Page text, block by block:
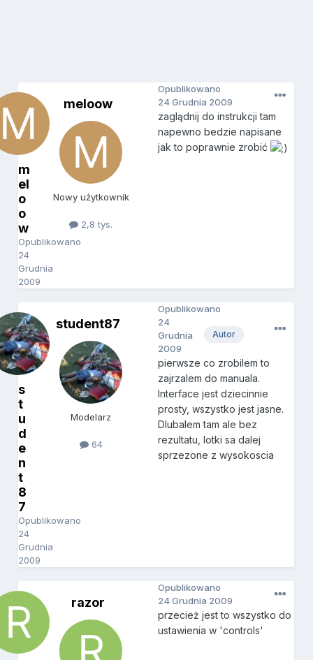
m
el
o
o
w
Opublikowano
24
Grudnia
2009
meloow
Nowy użytkownik
2,8 tys.
Opublikowano
24 Grudnia 2009
zaglądnij do instrukcji tam
napewno bedzie napisane
jak to poprawnie zrobić
s
t
u
d
e
n
t
8
7
Opublikowano
24
Grudnia
2009
student87
Modelarz
64
Autor
Opublikowano
24
Grudnia
2009
pierwsze co zrobilem to
zajrzalem do manuala.
Interface jest dziecinnie
prosty, wszystko jest jasne.
Dlubalem tam ale bez
rezultatu, lotki sa dalej
sprzezone z wysokoscia
razor
Opublikowano
24 Grudnia 2009
przecież jest to wszystko do
ustawienia w 'controls'